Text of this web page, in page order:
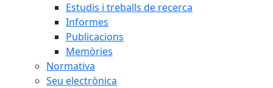
Estudis i treballs de recerca
Informes
Publicacions
Memòries
Normativa
Seu electrònica